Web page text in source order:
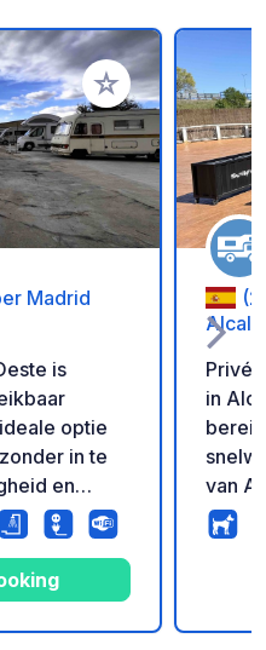
Voeg toe aan je
Madrid
is
optie
in te
en
wat u
bars,
parken en
metro
in
snelweg A2. Het
van
om